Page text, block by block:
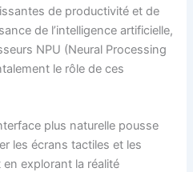
de productivité et de
de l’intelligence artificielle,
NPU (Neural Processing
le rôle de ces
plus naturelle pousse
les écrans tactiles et les
explorant la réalité